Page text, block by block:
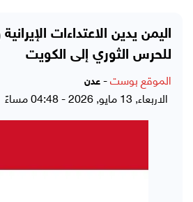
اليمن يدين الاعتداءات
للحرس الثوري إلى الكويت
الموقع بوست- عدن
الاربعاء, 13 مايو, 2026 - 04:48 مساءً